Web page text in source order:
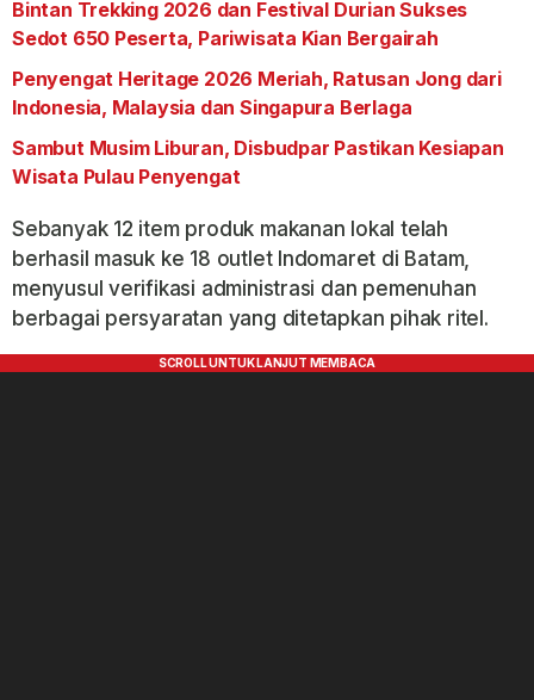
Bintan Trekking 2026 dan Festival Durian Sukses
Sedot 650 Peserta, Pariwisata Kian Bergairah
Penyengat Heritage 2026 Meriah, Ratusan Jong dari
Indonesia, Malaysia dan Singapura Berlaga
Sambut Musim Liburan, Disbudpar Pastikan Kesiapan
Wisata Pulau Penyengat
Sebanyak 12 item produk makanan lokal telah
berhasil masuk ke 18 outlet Indomaret di Batam,
menyusul verifikasi administrasi dan pemenuhan
berbagai persyaratan yang ditetapkan pihak ritel.